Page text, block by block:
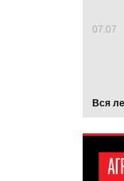
07.07
Вся